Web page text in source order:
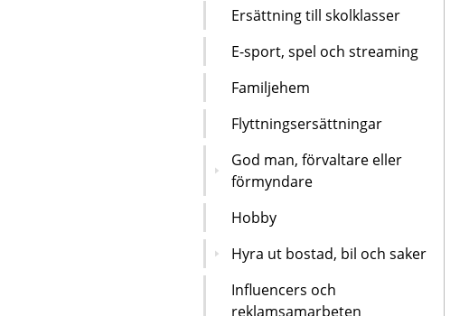
Ersättning till skolklasser
E-sport, spel och streaming
Familjehem
Flyttningsersättningar
God man, förvaltare eller
förmyndare
Hobby
Hyra ut bostad, bil och saker
Influencers och
reklamsamarbeten